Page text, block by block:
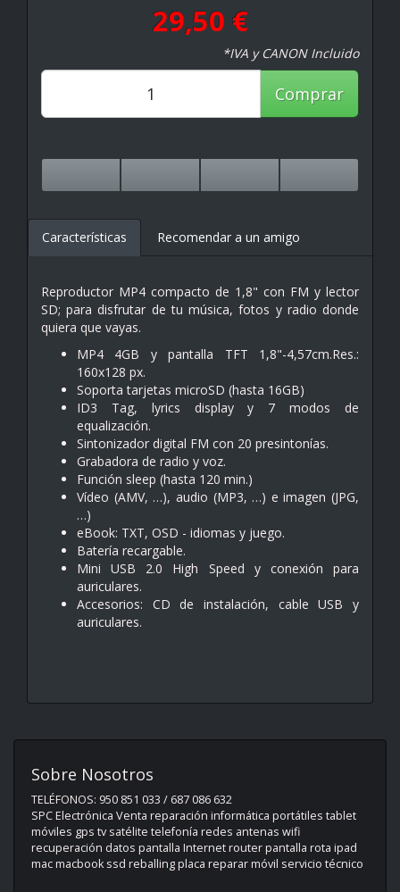
29,50 €
*IVA y CANON Incluido
Comprar
Características Recomendar a un amigo
Reproductor MP4 compacto de 1,8" con FM y lector
SD; para disfrutar de tu música, fotos y radio donde
quiera que vayas.
MP4 4GB y pantalla TFT 1,8"-4,57cm.Res.:
160x128 px.
Soporta tarjetas microSD (hasta 16GB)
ID3 Tag, lyrics display y 7 modos de
equalización.
Sintonizador digital FM con 20 presintonías.
Grabadora de radio y voz.
Función sleep (hasta 120 min.)
Vídeo (AMV, …), audio (MP3, …) e imagen (JPG,
…)
eBook: TXT, OSD - idiomas y juego.
Batería recargable.
Mini USB 2.0 High Speed y conexión para
auriculares.
Accesorios: CD de instalación, cable USB y
auriculares.
Sobre Nosotros
TELÉFONOS: 950 851 033 / 687 086 632
SPC Electrónica Venta reparación informática portátiles tablet
móviles gps tv satélite telefonía redes antenas wifi
recuperación datos pantalla Internet router pantalla rota ipad
mac macbook ssd reballing placa reparar móvil servicio técnico